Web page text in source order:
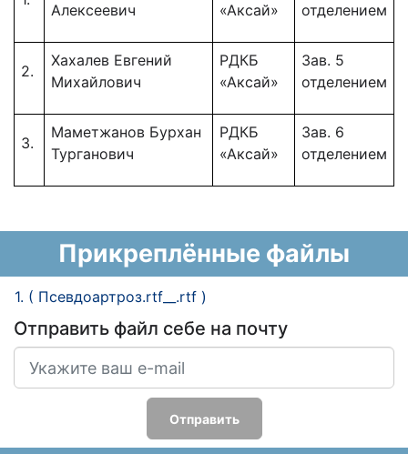
Алексеевич «Аксай» отделением
2.
Хахалев Евгений
Михайлович
РДКБ
«Аксай»
Зав. 5
отделением
3.
Маметжанов Бурхан
Турганович
РДКБ
«Аксай»
Зав. 6
отделением
Прикреплённые файлы
1. ( Псевдоартроз.rtf__.rtf )
Отправить файл себе на почту
Отправить